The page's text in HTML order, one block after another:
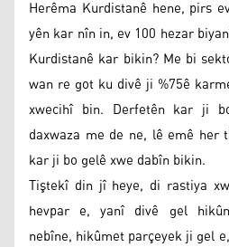
Herêma Kurdistanê hene, pirs
yên kar nîn in, ev 100 hezar
Kurdistanê kar bikin? Me bi
wan re got ku divê ji %75ê
xwecihî bin. Derfetên kar ji
daxwaza me de ne, lê emê
kar ji bo gelê xwe dabîn bikin.
Tiştekî din jî heye, di rastiya
hevpar e, yanî divê gel
nebîne, hikûmet parçeyek ji gel